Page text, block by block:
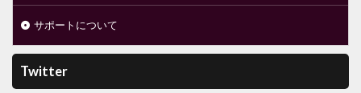
サポートについて
Twitter